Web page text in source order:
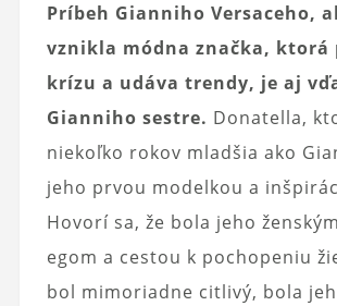
Príbeh Gianniho Versaceho,
vznikla módna značka, ktorá
krízu a udáva trendy, je aj
Gianniho sestre. Donatella,
niekoľko rokov mladšia ako
jeho prvou modelkou a
Hovorí sa, že bola jeho
egom a cestou k pochopeniu
bol mimoriadne citlivý, bola